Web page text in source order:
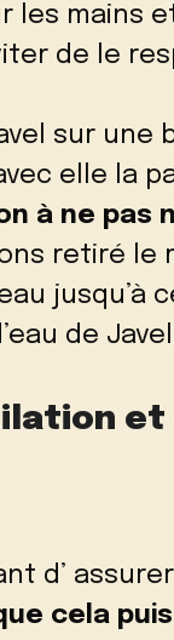
les mains
de le
sur une
elle la
à ne pas
retiré le
jusqu’à
de
et
d’
cela